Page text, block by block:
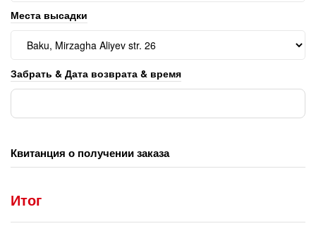
Места высадки
Забрать & Дата возврата & время
Квитанция о получении заказа
Итог